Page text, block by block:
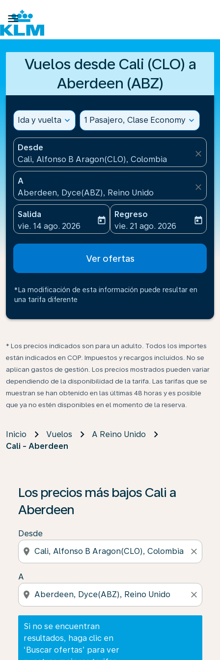

Vuelos desde Cali (CLO) a
Aberdeen (ABZ)
Ida y vuelta expand_more 1 Pasajero, Clase Economy expand_more
Desde
Cali, Alfonso B Aragon(CLO), Colombia
close
A
Aberdeen, Dyce(ABZ), Reino Unido
close
Salida
fc-booking-departure-date-aria-label
vie. 14 ago. 2026
today
Regreso
fc-booking-return-date-
vie. 21 ago. 2026
today
Ver ofertas
*La modificación de esta información puede resultar en
una tarifa diferente
* Los precios indicados son para un adulto. Todos los importes
están indicados en COP. Impuestos y recargos incluidos. No se
aplican gastos de gestión. Los precios mostrados pueden variar
dependiendo de la disponibilidad de la tarifa. Las tarifas que se
muestran se han obtenido en las últimas 48 horas y es posible
que ya no estén disponibles en el momento de la reserva.
Inicio Vuelos
A Reino Unido
Cali - Aberdeen
Los precios más bajos Cali a
Aberdeen
Desde
location_on close
A
location_on close
Si no se encuentran
resultados, haga clic en
‘Buscar ofertas’ para ver
Si no se encuentran resultados, haga clic en ‘Buscar